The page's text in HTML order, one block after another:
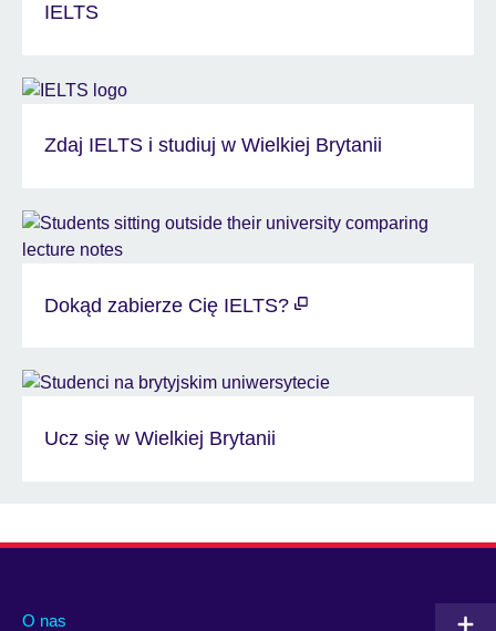
IELTS
Zdaj IELTS i studiuj w Wielkiej Brytanii
Dokąd zabierze Cię IELTS?
Ucz się w Wielkiej Brytanii
O nas